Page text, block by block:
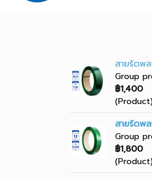
สายรัดพล
Group
฿1,400
สายรัดพ
Group
฿1,800